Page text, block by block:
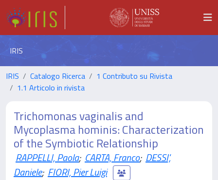
IRIS
IRIS Catalogo Ricerca
1 Contributo su Rivista
1.1 Articolo in rivista
Trichomonas vaginalis and
Mycoplasma hominis: Characterization
of the Symbiotic Relationship
RAPPELLI, Paola; CARTA, Franco; DESSI',
Daniele; FIORI, Pier Luigi